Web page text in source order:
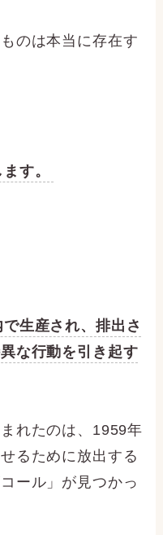
のは本当に存在す
す。
で生産され、排出さ
な行動を引き起す
れたのは、1959年
るために放出する
ール」が見つかっ